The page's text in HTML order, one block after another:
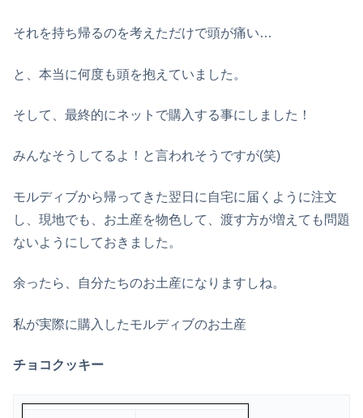
それを持ち帰るのを考えただけで頭が痛い…
と、本当に何度も頭を抱えていました。
そして、最終的にネットで購入する事にしました！
みんなそうしてるよ！と言われそうですが(笑)
モルディブから帰ってきた翌日に自宅に届くように注文
し、現地でも、お土産を物色して、渡す方が増えても問題
ないようにしておきました。
余ったら、自分たちのお土産になりますしね。
私が実際に購入したモルディブのお土産
チョコクッキー